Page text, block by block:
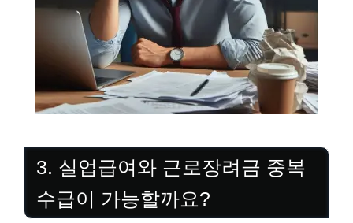
3. 실업급여와 근로장려금 중복
수급이 가능할까요?